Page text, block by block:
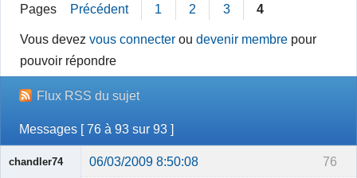
Pages Précédent 1 2 3 4
Vous devezvous connecter oudevenir membre pour
pouvoir répondre
Flux RSS du sujet
Messages [ 76 à 93 sur 93 ]
76
chandler74 06/03/2009 8:50:08